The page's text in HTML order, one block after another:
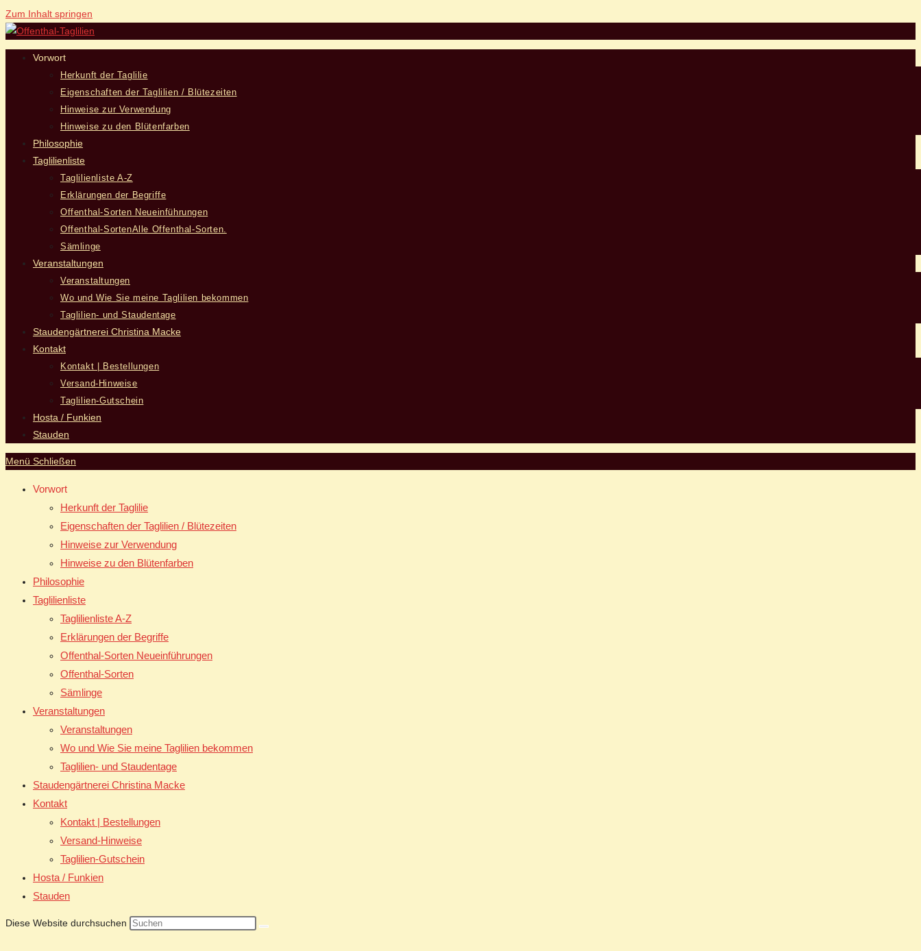
Zum Inhalt springen
Vorwort
Herkunft der Taglilie
Eigenschaften der Taglilien / Blütezeiten
Hinweise zur Verwendung
Hinweise zu den Blütenfarben
Philosophie
Taglilienliste
Taglilienliste A-Z
Erklärungen der Begriffe
Offenthal-Sorten Neueinführungen
Offenthal-SortenAlle Offenthal-Sorten.
Sämlinge
Veranstaltungen
Veranstaltungen
Wo und Wie Sie meine Taglilien bekommen
Taglilien- und Staudentage
Staudengärtnerei Christina Macke
Kontakt
Kontakt | Bestellungen
Versand-Hinweise
Taglilien-Gutschein
Hosta / Funkien
Stauden
Menü Schließen
Vorwort
Herkunft der Taglilie
Eigenschaften der Taglilien / Blütezeiten
Hinweise zur Verwendung
Hinweise zu den Blütenfarben
Philosophie
Taglilienliste
Taglilienliste A-Z
Erklärungen der Begriffe
Offenthal-Sorten Neueinführungen
Offenthal-Sorten
Sämlinge
Veranstaltungen
Veranstaltungen
Wo und Wie Sie meine Taglilien bekommen
Taglilien- und Staudentage
Staudengärtnerei Christina Macke
Kontakt
Kontakt | Bestellungen
Versand-Hinweise
Taglilien-Gutschein
Hosta / Funkien
Stauden
Diese Website durchsuchen